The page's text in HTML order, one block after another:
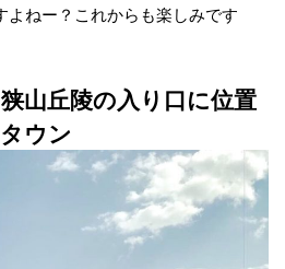
よねー？これからも楽しみです
山丘陵の入り口に位置
ウン